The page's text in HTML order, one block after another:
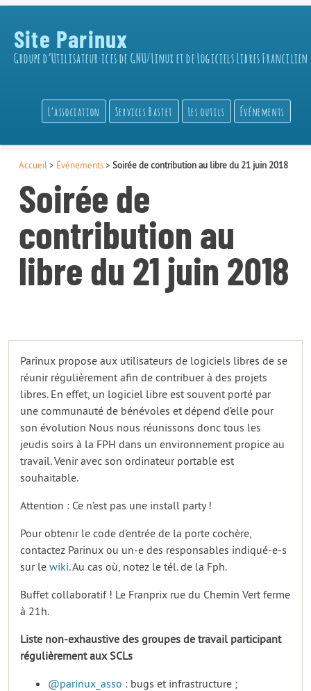
Site Parinux
Groupe d’Utilisateur·ices de GNU/Linux et de Logiciels Libres Francilien
L’association Services Bastet Les outils Événements
Accueil > Événements> Soirée de contribution au libre du 21 juin 2018
Soirée de
contribution au
libre du 21 juin 2018
Parinux propose aux utilisateurs de logiciels libres de se
réunir régulièrement afin de contribuer à des projets
libres. En effet, un logiciel libre est souvent porté par
une communauté de bénévoles et dépend d’elle pour
son évolution Nous nous réunissons donc tous les
jeudis soirs à la FPH dans un environnement propice au
travail. Venir avec son ordinateur portable est
souhaitable.
Attention : Ce n’est pas une install party !
Pour obtenir le code d’entrée de la porte cochère,
contactez Parinux ou un-e des responsables indiqué-e-s
sur le wiki. Au cas où, notez le tél. de la Fph.
Buffet collaboratif ! Le Franprix rue du Chemin Vert ferme
à 21h.
Liste non-exhaustive des groupes de travail participant
régulièrement aux SCLs
@parinux_asso : bugs et infrastructure ;